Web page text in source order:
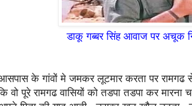
डाकू गब्बर सिंह आवाज पर अचूक
के गांवों मे जमकर लूटमार करता पर
वो पूरे रामगढ वासियों को तडपा तडपा कर